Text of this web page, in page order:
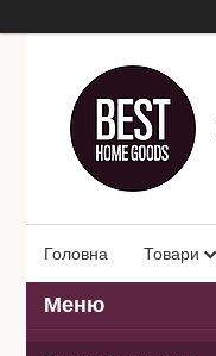
Головна Товари